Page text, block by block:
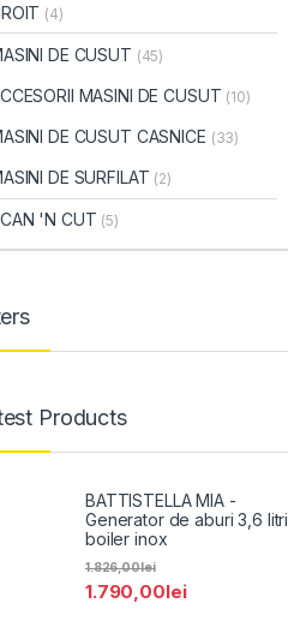
(4)
DE CUSUT (45)
MASINI DE CUSUT (10)
DE CUSUT CASNICE (33)
DE SURFILAT (2)
'N CUT (5)
Products
BATTISTELLA MIA -
Generator de aburi 3,6 litri
boiler inox
1.790,00lei
1.826,00lei